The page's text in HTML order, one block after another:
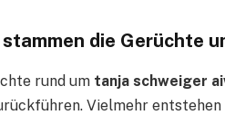
die Gerüchte
rund um tanja schweiger
Vielmehr